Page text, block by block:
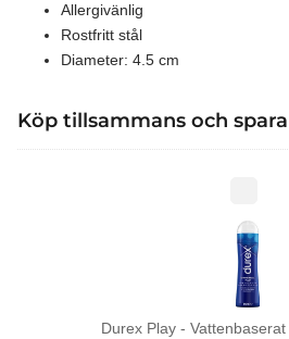
Allergivänlig
Rostfritt stål
Diameter: 4.5 cm
Köp tillsammans och spara
glidmedel
50ml
Durex Play -